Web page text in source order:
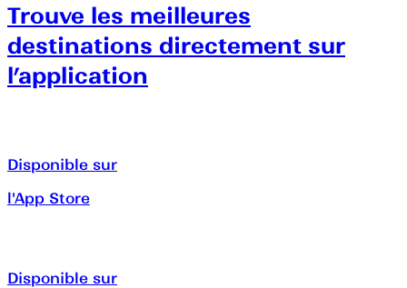
Trouve les meilleures
destinations directement sur
l’application
Disponible sur
l'App Store
Disponible sur